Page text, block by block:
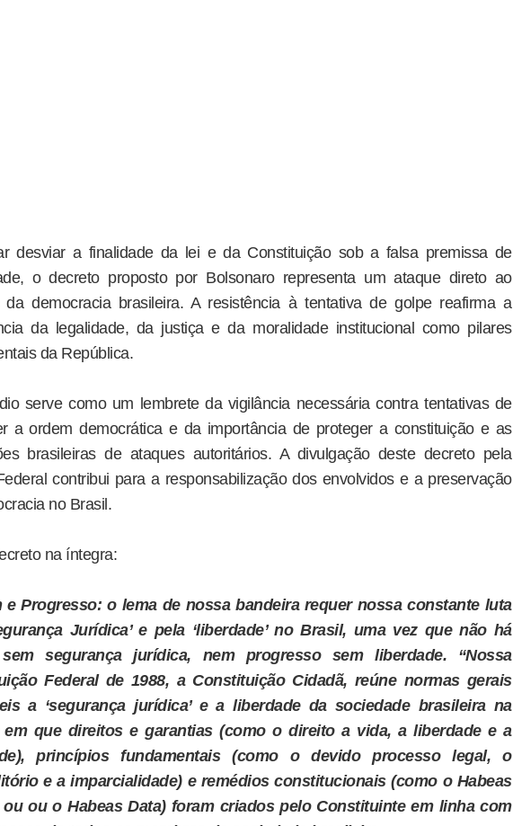
desviar a finalidade da lei e da Constituição sob a falsa premissa de
o decreto proposto por Bolsonaro representa um ataque direto ao
da democracia brasileira. A resistência à tentativa de golpe reafirma a
da legalidade, da justiça e da moralidade institucional como pilares
da República.
serve como um lembrete da vigilância necessária contra tentativas de
a ordem democrática e da importância de proteger a constituição e as
brasileiras de ataques autoritários. A divulgação deste decreto pela
contribui para a responsabilização dos envolvidos e a preservação
no Brasil.
na íntegra:
e Progresso: o lema de nossa bandeira requer nossa constante luta
Jurídica’ e pela ‘liberdade’ no Brasil, uma vez que não há
segurança jurídica, nem progresso sem liberdade. “Nossa
Federal de 1988, a Constituição Cidadã, reúne normas gerais
a ‘segurança jurídica’ e a liberdade da sociedade brasileira na
em que direitos e garantias (como o direito a vida, a liberdade e a
princípios fundamentais (como o devido processo legal, o
e a imparcialidade) e remédios constitucionais (como o Habeas
ou ou o Habeas Data) foram criados pelo Constituinte em linha com